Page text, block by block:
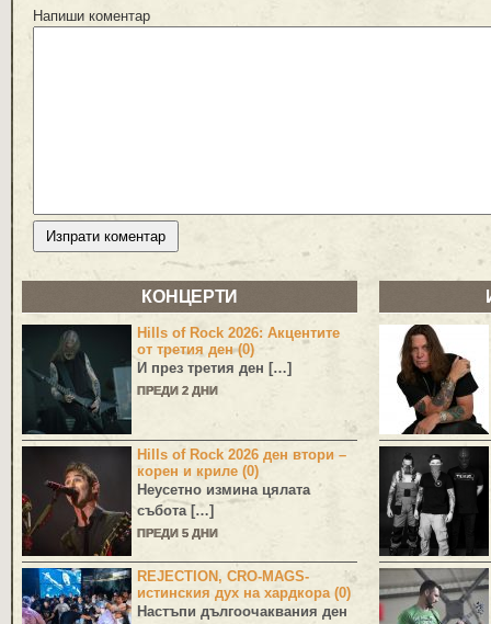
Напиши коментар
КОНЦЕРТИ
Hills of Rock 2026: Акцентите
от третия ден (0)
И през третия ден […]
ПРЕДИ 2 ДНИ
Hills of Rock 2026 ден втори –
корен и криле (0)
Неусетно измина цялата
събота […]
ПРЕДИ 5 ДНИ
REJECTION, CRO-MAGS-
истинския дух на хардкора (0)
Настъпи дългоочаквания ден